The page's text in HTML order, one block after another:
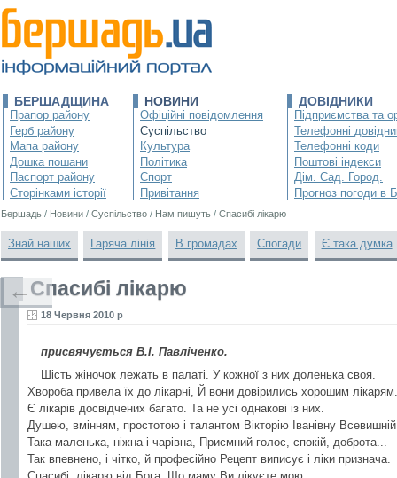
БЕРШАДЩИНА
Прапор району
Герб району
Мапа району
Дошка пошани
Паспорт району
Сторінками історії
НОВИНИ
Офіційні повідомлення
Суспільство
Культура
Політика
Спорт
Привітання
ДОВІДНИКИ
Підприємства та
Телефонні
Телефонні коди
Поштові індекси
Дім. Сад. Город.
Прогноз погоди в
Бершадь / Новини / Суспільство / Нам пишуть / Спасибі лікарю
Знай наших Гаряча лінія В громадах Спогади Є така думка
Спасибі лікарю
18 Червня 2010 р
присвячується В.І. Павліченко.
Шість жіночок лежать в палаті. У кожної з них доленька своя.
Хвороба привела їх до лікарні, Й вони довірились хорошим лікарям.
Є лікарів досвідчених багато. Та не усі однакові із них.
Душею, вмінням, простотою і талантом Вікторію Іванівну
Така маленька, ніжна і чарівна, Приємний голос, спокій, доброта...
Так впевнено, і чітко, й професійно Рецепт виписує і ліки признача.
←